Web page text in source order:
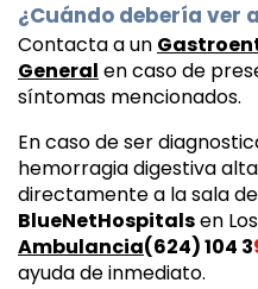
¿Cuándo debería ver
Contacta a un
General en caso de
síntomas mencionados.
En caso de ser
hemorragia digestiva
directamente a la sala de
BlueNetHospitals
Ambulancia(624) 104 3
ayuda de inmediato.